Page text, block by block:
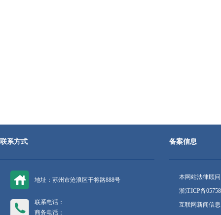
联系方式
地址：苏州市沧浪区干将路888号
联系电话：
商务电话：
备案信息
本网站法律顾
浙江ICP备
互联网新闻信